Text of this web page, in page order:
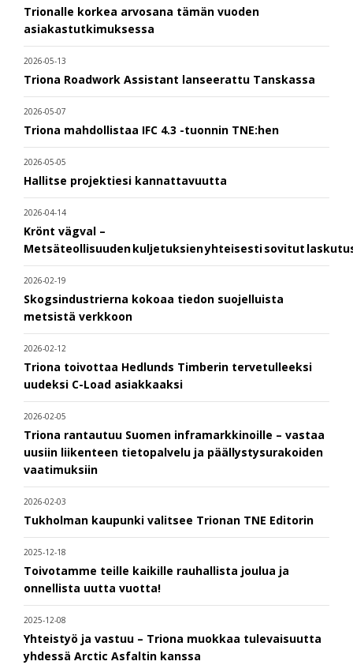
Trionalle korkea arvosana tämän vuoden
asiakastutkimuksessa
2026-05-13
Triona Roadwork Assistant lanseerattu Tanskassa
2026-05-07
Triona mahdollistaa IFC 4.3 -tuonnin TNE:hen
2026-05-05
Hallitse projektiesi kannattavuutta
2026-04-14
Krönt vägval –
Metsäteollisuuden kuljetuksien yhteisesti sovitut
2026-02-19
Skogsindustrierna kokoaa tiedon suojelluista
metsistä verkkoon
2026-02-12
Triona toivottaa Hedlunds Timberin tervetulleeksi
uudeksi C-Load asiakkaaksi
2026-02-05
Triona rantautuu Suomen inframarkkinoille – vastaa
uusiin liikenteen tietopalvelu ja päällystysurakoiden
vaatimuksiin
2026-02-03
Tukholman kaupunki valitsee Trionan TNE Editorin
2025-12-18
Toivotamme teille kaikille rauhallista joulua ja
onnellista uutta vuotta!
2025-12-08
Yhteistyö ja vastuu – Triona muokkaa tulevaisuutta
yhdessä Arctic Asfaltin kanssa